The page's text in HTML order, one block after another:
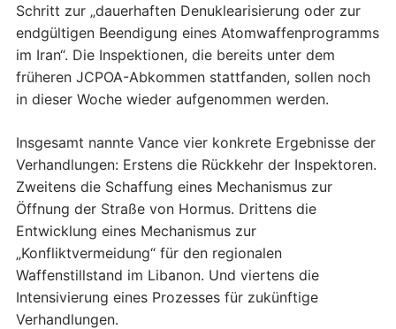
Schritt zur „dauerhaften Denuklearisierung oder zur
endgültigen Beendigung eines Atomwaffenprogramms
im Iran“. Die Inspektionen, die bereits unter dem
früheren JCPOA-Abkommen stattfanden, sollen noch
in dieser Woche wieder aufgenommen werden.
Insgesamt nannte Vance vier konkrete Ergebnisse der
Verhandlungen: Erstens die Rückkehr der Inspektoren.
Zweitens die Schaffung eines Mechanismus zur
Öffnung der Straße von Hormus. Drittens die
Entwicklung eines Mechanismus zur
„Konfliktvermeidung“ für den regionalen
Waffenstillstand im Libanon. Und viertens die
Intensivierung eines Prozesses für zukünftige
Verhandlungen.